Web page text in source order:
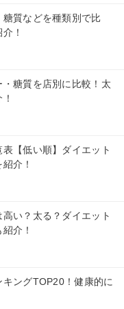
質などを種類別で比
！
糖質を店別に比較！太
【低い順】ダイエット
介！
い？太る？ダイエット
介！
ングTOP20！健康的に